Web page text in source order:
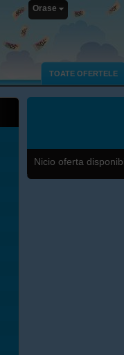
Orase
TOATE OFERTELE
Nicio oferta